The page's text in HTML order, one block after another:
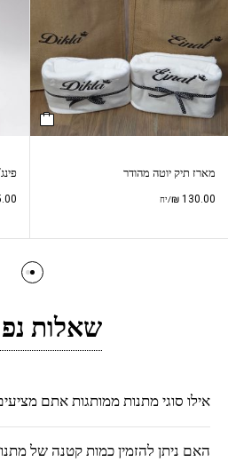
מארז תיק יוטה מהודר
₪ 130.00 /יח
שאלות
אילו סוגי מתנות ממותגות אתם
האם ניתן להזמין כמות קטנה של